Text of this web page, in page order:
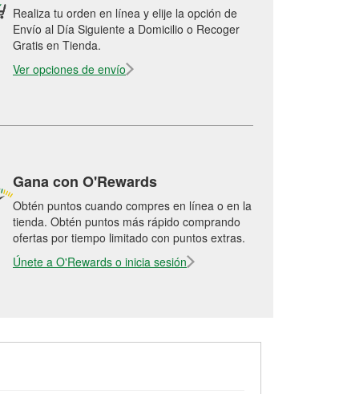
Realiza tu orden en línea y elije la opción de
Envío al Día Siguiente a Domicilio o Recoger
Gratis en Tienda.
Ver opciones de envío
Gana con O'Rewards
Obtén puntos cuando compres en línea o en la
tienda. Obtén puntos más rápido comprando
ofertas por tiempo limitado con puntos extras.
Únete a O'Rewards o inicia sesión